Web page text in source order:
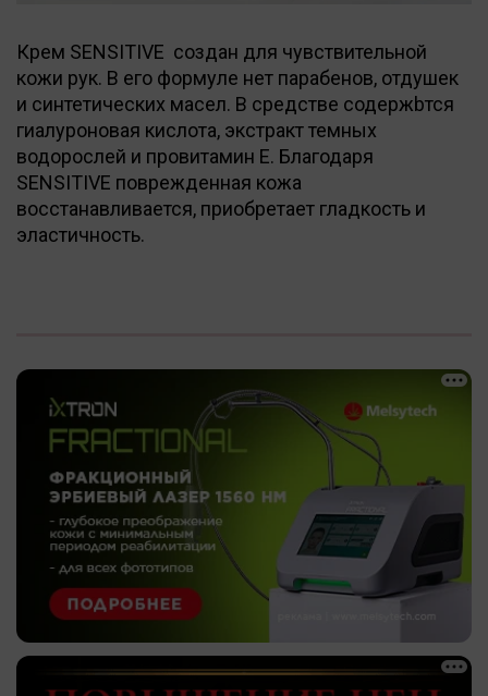
Крем SENSITIVE создан для чувствительной
кожи рук. В его формуле нет парабенов, отдушек
и синтетических масел. В средстве содержbтся
гиалуроновая кислота, экстракт темных
водорослей и провитамин Е. Благодаря
SENSITIVE поврежденная кожа
восстанавливается, приобретает гладкость и
эластичность.